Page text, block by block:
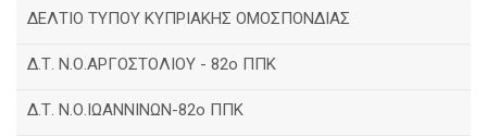
ΔΕΛΤΙΟ ΤΥΠΟΥ ΚΥΠΡΙΑΚΗΣ ΟΜΟΣΠΟΝΔΙΑΣ
Δ.Τ. Ν.Ο.ΑΡΓΟΣΤΟΛΙΟΥ - 82ο ΠΠΚ
Δ.Τ. Ν.Ο.ΙΩΑΝΝΙΝΩΝ-82ο ΠΠΚ